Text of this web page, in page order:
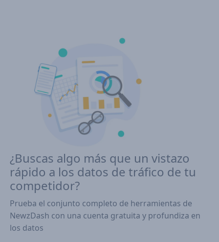
¿Buscas algo más que un vistazo
rápido a los datos de tráfico de tu
competidor?
Prueba el conjunto completo de herramientas de
NewzDash con una cuenta gratuita y profundiza en
los datos